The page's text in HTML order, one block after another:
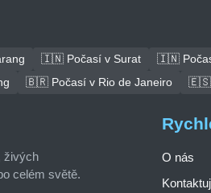
🇮🇳 Počasí v Surat 🇮🇳
🇧🇷 Počasí v Rio de Janeiro 🇪🇸
živých
celém světě.
O nás